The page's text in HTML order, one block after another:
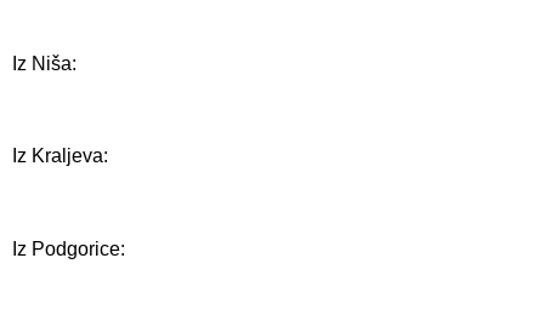
Iz Niša:
Iz Kraljeva:
Iz Podgorice: